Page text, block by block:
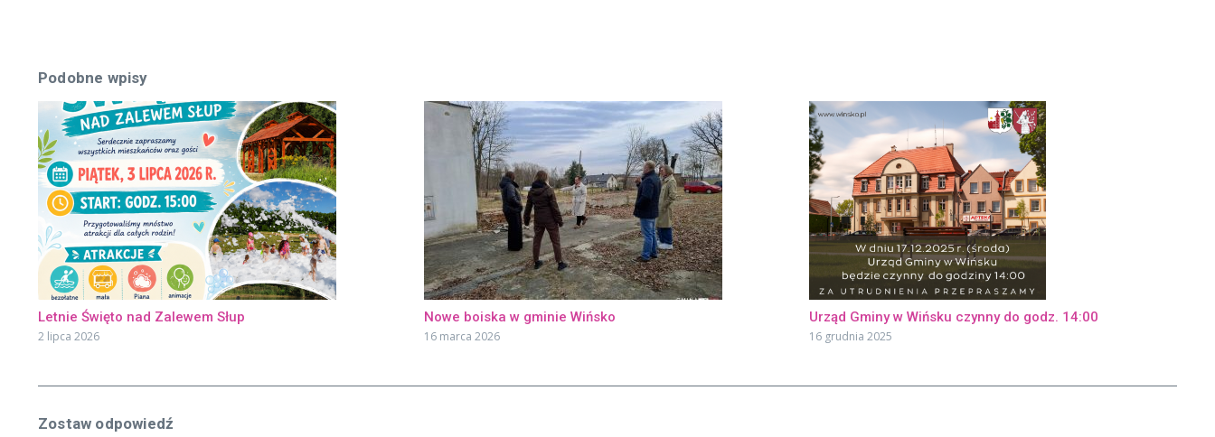
Podobne wpisy
Letnie Święto nad Zalewem Słup
2 lipca 2026
Nowe boiska w gminie Wińsko
16 marca 2026
Urząd Gminy w Wińsku czynny do godz. 14:00
16 grudnia 2025
Zostaw odpowiedź